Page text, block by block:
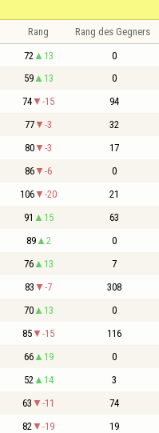
Rang Rang des Gegners
72 13 0
59 13 0
74 -15 94
77 -3 32
80 -3 17
86 -6 0
106 -20 21
91 15 63
89 2 0
76 13 7
83 -7 308
70 13 0
85 -15 116
66 19 0
52 14 3
63 -11 74
82 -19 19